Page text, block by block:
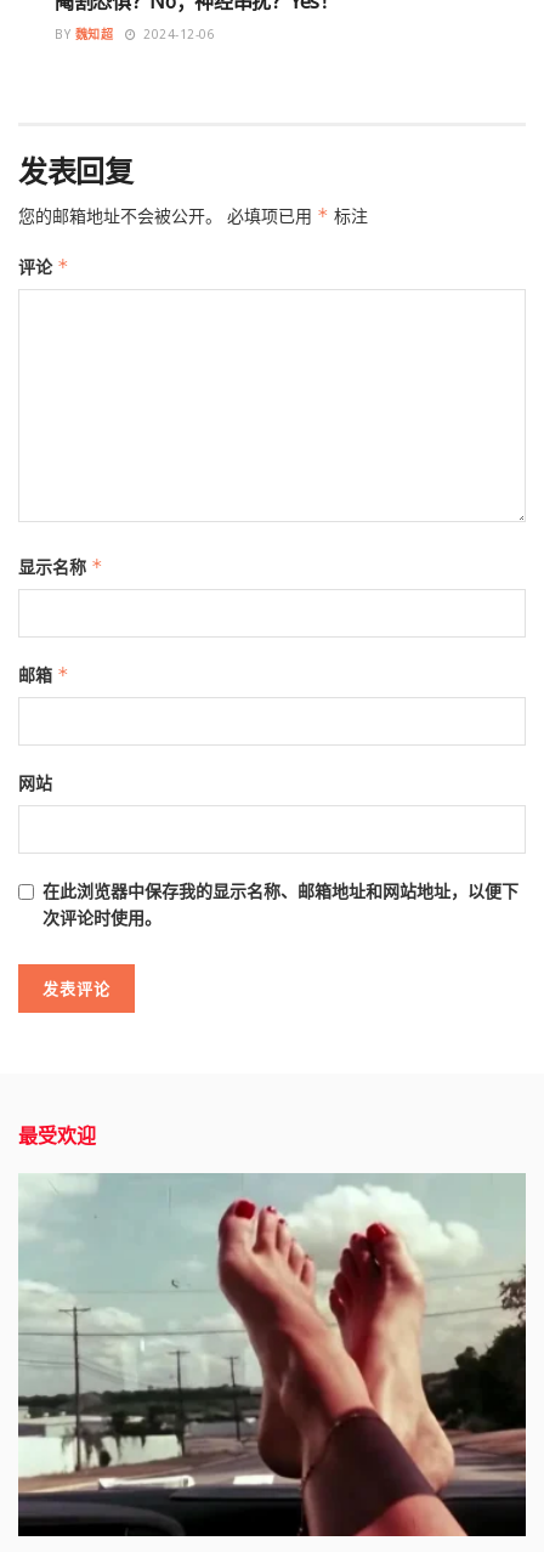
BY 魏知超 2024-12-06
发表回复
您的邮箱地址不会被公开。 必填项已用 * 标注
评论 *
显示名称 *
邮箱 *
网站
在此浏览器中保存我的显示名称、邮箱地址和网站地址，以便下
次评论时使用。
最受欢迎